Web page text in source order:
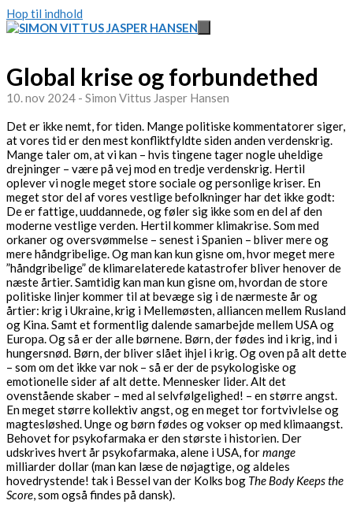
Hop til indhold
Global krise og forbundethed
10. nov 2024 - Simon Vittus Jasper Hansen
Det er ikke nemt, for tiden. Mange politiske kommentatorer siger,
at vores tid er den mest konfliktfyldte siden anden verdenskrig.
Mange taler om, at vi kan – hvis tingene tager nogle uheldige
drejninger – være på vej mod en tredje verdenskrig. Hertil
oplever vi nogle meget store sociale og personlige kriser. En
meget stor del af vores vestlige befolkninger har det ikke godt:
De er fattige, uuddannede, og føler sig ikke som en del af den
moderne vestlige verden. Hertil kommer klimakrise. Som med
orkaner og oversvømmelse – senest i Spanien – bliver mere og
mere håndgribelige. Og man kan kun gisne om, hvor meget mere
”håndgribelige” de klimarelaterede katastrofer bliver henover de
næste årtier. Samtidig kan man kun gisne om, hvordan de store
politiske linjer kommer til at bevæge sig i de nærmeste år og
årtier: krig i Ukraine, krig i Mellemøsten, alliancen mellem Rusland
og Kina. Samt et formentlig dalende samarbejde mellem USA og
Europa. Og så er der alle børnene. Børn, der fødes ind i krig, ind i
hungersnød. Børn, der bliver slået ihjel i krig. Og oven på alt dette
– som om det ikke var nok – så er der de psykologiske og
emotionelle sider af alt dette. Mennesker lider. Alt det
ovenstående skaber – med al selvfølgelighed! – en større angst.
En meget større kollektiv angst, og en meget tor fortvivlelse og
magtesløshed. Unge og børn fødes og vokser op med klimaangst.
Behovet for psykofarmaka er den største i historien. Der
udskrives hvert år psykofarmaka, alene i USA, formange
milliarder dollar (man kan læse de nøjagtige, og aldeles
hovedrystende! tak i Bessel van der Kolks bog The Body Keeps the
Score, som også findes på dansk).